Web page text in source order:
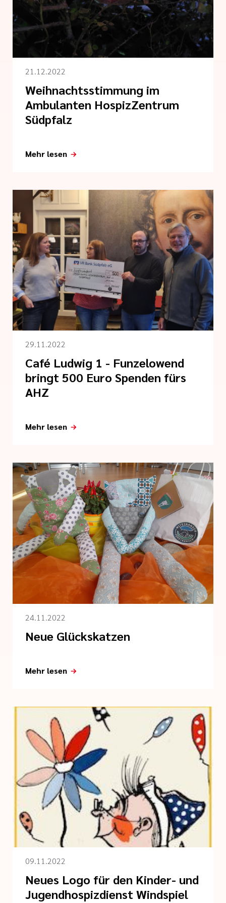
21.12.2022
Weihnachtsstimmung im
Ambulanten HospizZentrum
Südpfalz
Mehr lesen
29.11.2022
Café Ludwig 1 - Funzelowend
bringt 500 Euro Spenden fürs
AHZ
Mehr lesen
24.11.2022
Neue Glückskatzen
Mehr lesen
09.11.2022
Neues Logo für den Kinder- und
Jugendhospizdienst Windspiel